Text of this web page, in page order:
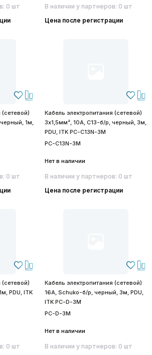
0 шт
В наличии у партнеров: 0 шт
Цена после регистрации
(сетевой)
1м,
0 шт
Кабель электропитания (сетевой)
3х1,5мм², 10А, C13-б/р, черный, 3м,
PDU, ITK PC-C13N-3M
PC-C13N-3M
Нет в наличии
В наличии у партнеров: 0 шт
Цена после регистрации
(сетевой)
PDU, ITK
0 шт
Кабель электропитания (сетевой)
16А, Schuko-б/р, черный, 3м, PDU,
ITK PC-D-3M
PC-D-3M
Нет в наличии
В наличии у партнеров: 0 шт